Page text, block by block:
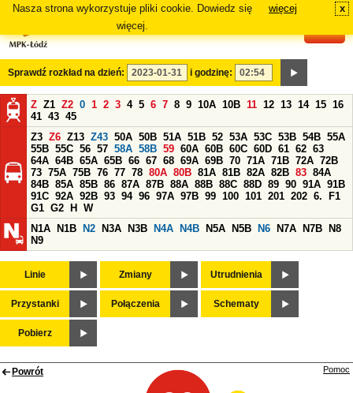
Nasza strona wykorzystuje pliki cookie. Dowiedz się
więcej.
więcej x
Sprawdź rozkład na dzień: i godzinę:
Z Z1 Z2 0 1 2 3 4 5 6 7 8 9 10A 10B 11 12 13 14 15 16
41 43 45
Z3 Z6 Z13 Z43 50A 50B 51A 51B 52 53A 53C 53B 54B 55A
55B 55C 56 57 58A 58B 59 60A 60B 60C 60D 61 62 63
64A 64B 65A 65B 66 67 68 69A 69B 70 71A 71B 72A 72B
73 75A 75B 76 77 78 80A 80B 81A 81B 82A 82B 83 84A
84B 85A 85B 86 87A 87B 88A 88B 88C 88D 89 90 91A 91B
91C 92A 92B 93 94 96 97A 97B 99 100 101 201 202 6.
F1
G1 G2 H
W
N1A
N1B N2 N3A N3B N4A N4B N5A N5B N6 N7A N7B
N8
N9
Linie Zmiany Utrudnienia
Przystanki Połączenia Schematy
Pobierz
Powrót Pomoc